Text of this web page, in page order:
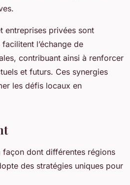
entreprises privées sont
facilitent l’échange de
contribuant ainsi à renforcer
et futurs. Ces synergies
les défis locaux en
dont différentes régions
des stratégies uniques pour